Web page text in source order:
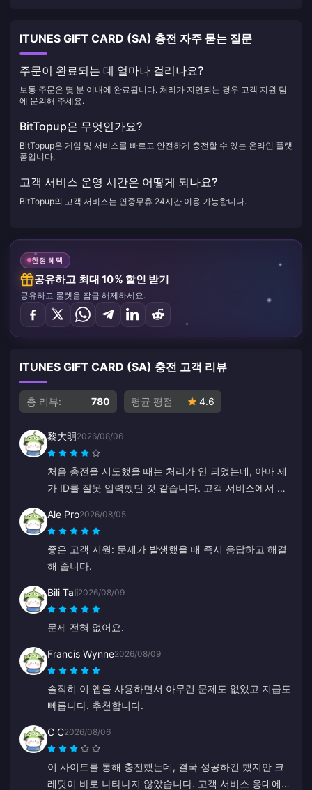
ITUNES GIFT CARD (SA) 충전 자주 묻는 질문
주문이 완료되는 데 얼마나 걸리나요?
보통 주문은 몇 분 이내에 완료됩니다. 처리가 지연되는 경우 고객 지원 팀
에 문의해 주세요.
BitTopup은 무엇인가요?
BitTopup은 게임 및 서비스를 빠르고 안전하게 충전할 수 있는 온라인 플랫
폼입니다.
고객 서비스 운영 시간은 어떻게 되나요?
BitTopup의 고객 서비스는 연중무휴 24시간 이용 가능합니다.
한정 혜택
공유하고 최대 10% 할인 받기
공유하고 룰렛을 잠금 해제하세요.
ITUNES GIFT CARD (SA) 충전 고객 리뷰
총 리뷰: 780 평균 평점 4.6
黎大明2026/08/06
처음 충전을 시도했을 때는 처리가 안 되었는데, 아마 제
가 ID를 잘못 입력했던 것 같습니다. 고객 서비스에서 환
없이 잘 작동했습니다. 앞으로도 이 사이트를 계속 이용
할 예정입니다.
Ale Pro2026/08/05
좋은 고객 지원: 문제가 발생했을 때 즉시 응답하고 해결
해 줍니다.
Bili Tali2026/08/09
문제 전혀 없어요.
Francis Wynne2026/08/09
솔직히 이 앱을 사용하면서 아무런 문제도 없었고 지급도
빠릅니다. 추천합니다.
C C2026/08/06
이 사이트를 통해 충전했는데, 결국 성공하긴 했지만 크
레딧이 바로 나타나지 않았습니다. 고객 서비스 응대에